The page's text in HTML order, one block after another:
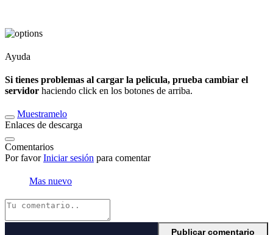
Ayuda
Si tienes problemas al cargar la pelicula, prueba cambiar el
servidor haciendo click en los botones de arriba.
Muestramelo
Enlaces de descarga
Comentarios
Por favorIniciar sesión para comentar
Mas nuevo